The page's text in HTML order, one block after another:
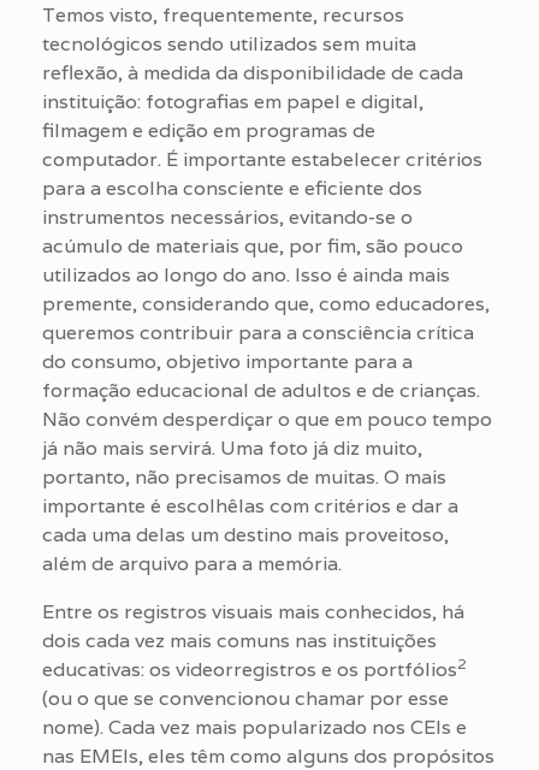
Temos visto, frequentemente, recursos
tecnológicos sendo utilizados sem muita
reflexão, à medida da disponibilidade de cada
instituição: fotografias em papel e digital,
filmagem e edição em programas de
computador. É importante estabelecer critérios
para a escolha consciente e eficiente dos
instrumentos necessários, evitando-se o
acúmulo de materiais que, por fim, são pouco
utilizados ao longo do ano. Isso é ainda mais
premente, considerando que, como educadores,
queremos contribuir para a consciência crítica
do consumo, objetivo importante para a
formação educacional de adultos e de crianças.
Não convém desperdiçar o que em pouco tempo
já não mais servirá. Uma foto já diz muito,
portanto, não precisamos de muitas. O mais
importante é escolhêlas com critérios e dar a
cada uma delas um destino mais proveitoso,
além de arquivo para a memória.
Entre os registros visuais mais conhecidos, há
dois cada vez mais comuns nas instituições
educativas: os videorregistros e os portfólios2
(ou o que se convencionou chamar por esse
nome). Cada vez mais popularizado nos CEIs e
nas EMEIs, eles têm como alguns dos propósitos